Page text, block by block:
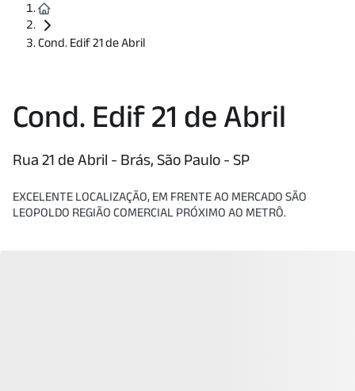
Cond. Edif 21 de Abril
Cond. Edif 21 de Abril
Rua 21 de Abril - Brás, São Paulo - SP
EXCELENTE LOCALIZAÇÃO, EM FRENTE AO MERCADO SÃO
LEOPOLDO REGIÃO COMERCIAL PRÓXIMO AO METRÔ.